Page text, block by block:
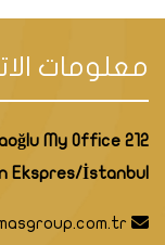
معلومات
My Office 212
Ekspres/İstanbul